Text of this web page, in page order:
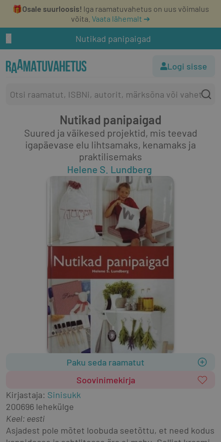
🎁Osale suurloosis! Iga raamatuvahetus on uus võimalus
võita. Vaata lähemalt ➔
Nutikad panipaigad
Logi sisse
Nutikad panipaigad
Suured ja väikesed projektid, mis teevad
igapäevase elu lihtsamaks, kenamaks ja
praktilisemaks
Helene S. Lundberg
Paku seda raamatut
Soovinimekirja
Kirjastaja: Sinisukk
200696 lehekülge
Keel: eesti
Asjadest pole mõtet loobuda seetõttu, et need kodus